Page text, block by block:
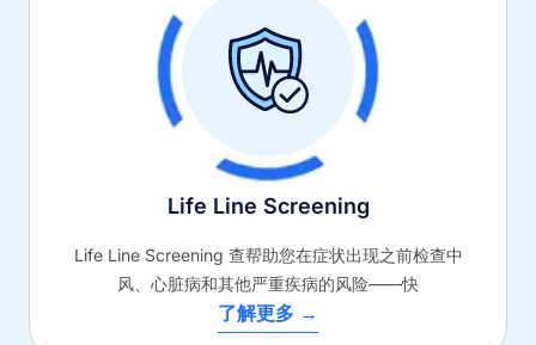
Life Line Screening
Life Line Screening 查帮助您在症状出现之前检查中
风、心脏病和其他严重疾病的风险——快
了解更多 →